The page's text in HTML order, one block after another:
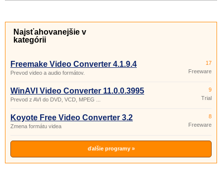
Najsťahovanejšie v
kategórii
Freemake Video Converter 4.1.9.4
Prevod video a audio formátov.
17
Freeware
WinAVI Video Converter 11.0.0.3995
Prevod z AVI do DVD, VCD, MPEG ...
9
Trial
Koyote Free Video Converter 3.2
Zmena formátu videa
8
Freeware
ďalšie programy »